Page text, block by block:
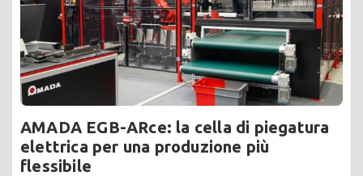
AMADA EGB-ARce: la cella di piegatura
elettrica per una produzione più
flessibile